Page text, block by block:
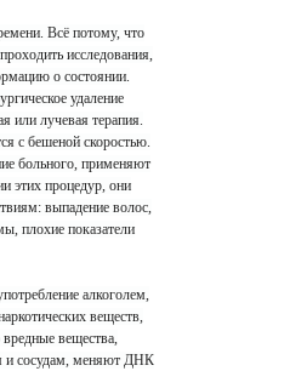
Всё потому, что
исследования,
о состоянии.
удаление
или лучевая терапия.
с бешеной скоростью.
больного, применяют
этих процедур, они
выпадение волос,
плохие показатели
алкоголем,
веществ,
вещества,
и сосудам, меняют ДНК